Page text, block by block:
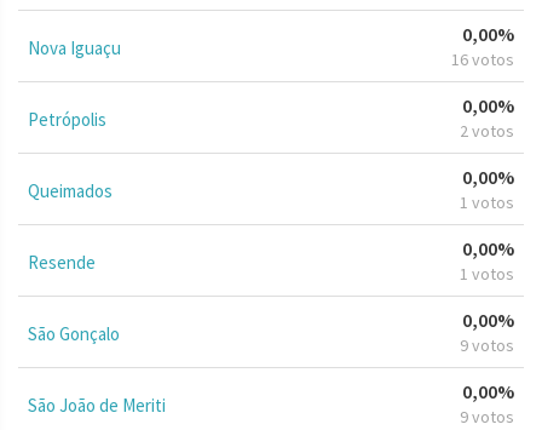
Nova Iguaçu
0,00%
16 votos
Petrópolis
0,00%
2 votos
Queimados
0,00%
1 votos
Resende
0,00%
1 votos
São Gonçalo
0,00%
9 votos
São João de Meriti
0,00%
9 votos